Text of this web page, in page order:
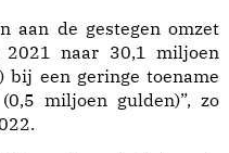
aan de gestegen omzet
naar 30,1 miljoen
bij een geringe toename
miljoen gulden)”, zo